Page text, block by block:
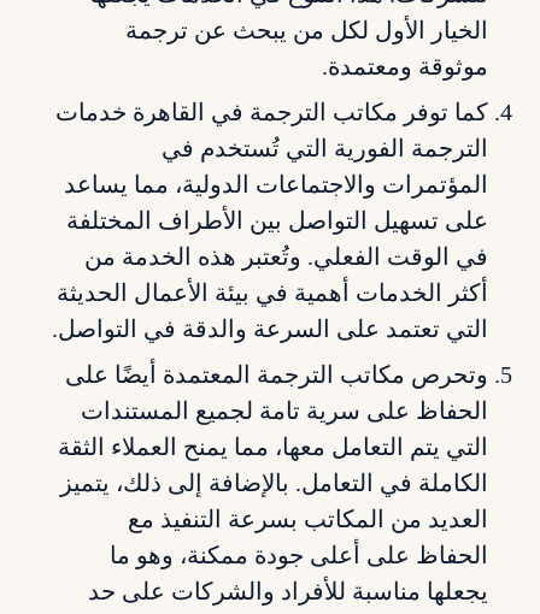
الخيار الأول لكل من يبحث عن ترجمة
موثوقة ومعتمدة.
كما توفر مكاتب الترجمة في القاهرة خدمات
الترجمة الفورية التي تُستخدم في
المؤتمرات والاجتماعات الدولية، مما يساعد
على تسهيل التواصل بين الأطراف المختلفة
في الوقت الفعلي. وتُعتبر هذه الخدمة من
أكثر الخدمات أهمية في بيئة الأعمال الحديثة
التي تعتمد على السرعة والدقة في التواصل.
وتحرص مكاتب الترجمة المعتمدة أيضًا على
الحفاظ على سرية تامة لجميع المستندات
التي يتم التعامل معها، مما يمنح العملاء الثقة
الكاملة في التعامل. بالإضافة إلى ذلك، يتميز
العديد من المكاتب بسرعة التنفيذ مع
الحفاظ على أعلى جودة ممكنة، وهو ما
يجعلها مناسبة للأفراد والشركات على حد